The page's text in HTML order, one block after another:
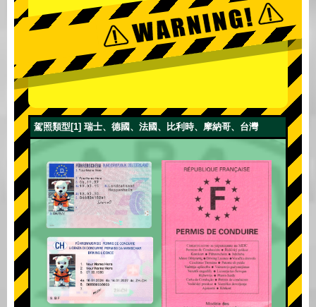
駕照類型[1] 瑞士、德國、法國、比利時、摩納哥、台灣